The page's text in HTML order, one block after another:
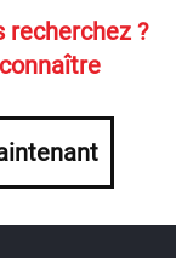
recherchez ?